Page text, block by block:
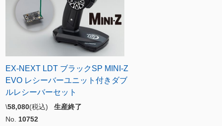
EX-NEXT LDT ブラックSP MINI-Z
EVO レシーバーユニット付きダブ
ルレシーバーセット
\58,080(税込) 生産終了
No. 10752